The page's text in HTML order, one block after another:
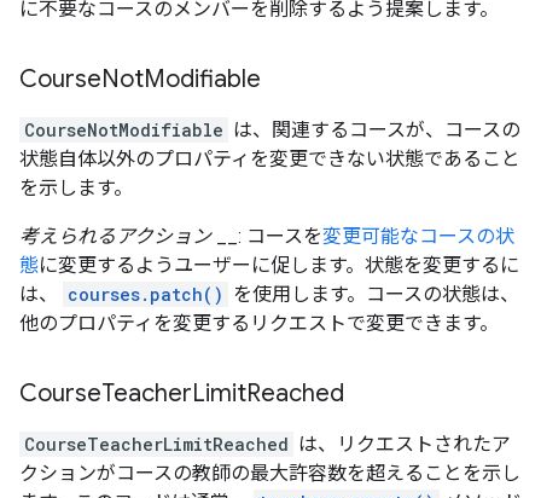
に不要なコースのメンバーを削除するよう提案します。
CourseNotModifiable
CourseNotModifiable は、関連するコースが、コースの
状態自体以外のプロパティを変更できない状態であること
を示します。
考えられるアクション__: コースを変更可能なコースの状
態に変更するようユーザーに促します。状態を変更するに
は、
courses.patch() を使用します。コースの状態は、
他のプロパティを変更するリクエストで変更できます。
CourseTeacherLimitReached
CourseTeacherLimitReached は、リクエストされたア
クションがコースの教師の最大許容数を超えることを示し